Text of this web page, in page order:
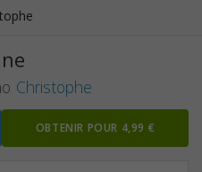
Christophe
OBTENIR POUR 4,99 €